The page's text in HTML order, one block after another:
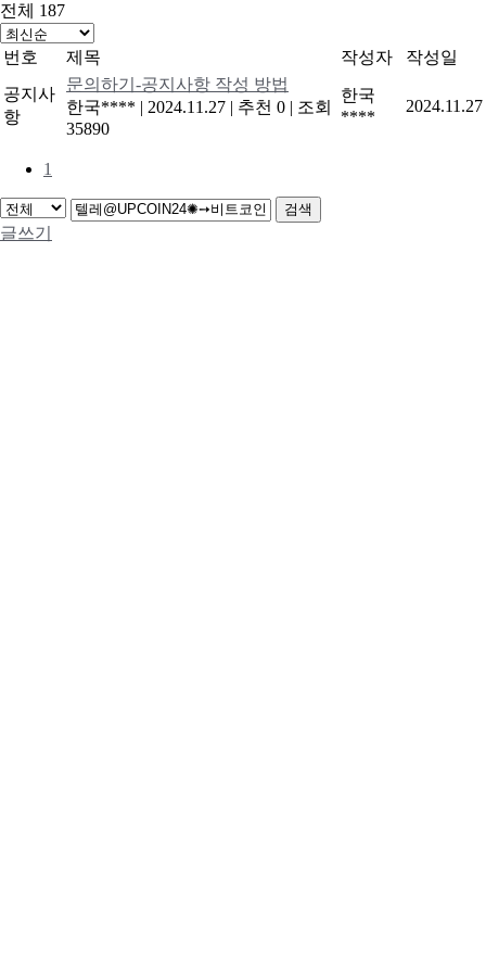
전체 187
번호 제목 작성자
작성일
공지사
항
문의하기-공지사항 작성 방법
한국**** | 2024.11.27 | 추천 0 | 조회
35890
한국
****
2024.11.27
1
검색
글쓰기